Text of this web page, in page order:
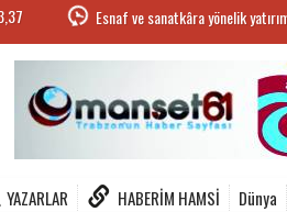
Esnaf ve sanatkâra yönelik
YAZARLAR HABERIM HAMSI Dünya